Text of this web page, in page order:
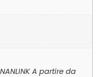
A partire da